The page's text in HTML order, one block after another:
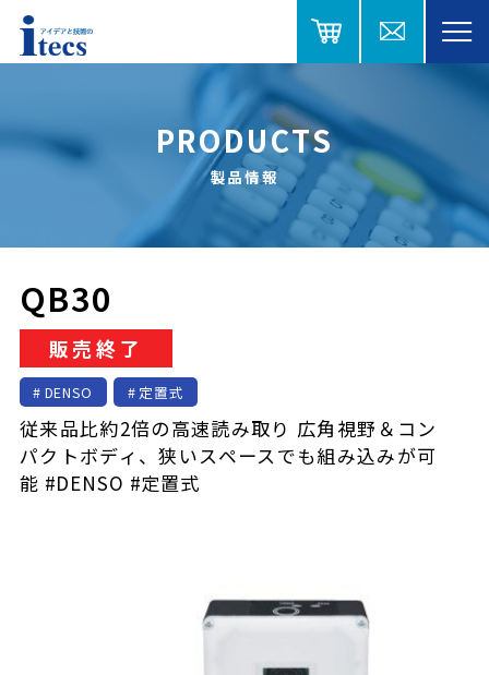
PRODUCTS
製品情報
QB30
販売終了
DENSO 定置式
従来品比約2倍の高速読み取り 広角視野＆コン
パクトボディ、狭いスペースでも組み込みが可
能 #DENSO #定置式